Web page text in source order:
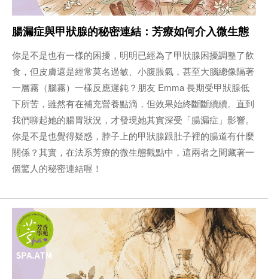
腸漏症與甲狀腺的秘密連結：芳療如何介入微生態
你是不是也有一樣的困擾，明明已經為了甲狀腺困擾調整了飲
食，但皮膚還是經常莫名過敏、小腹脹氣，甚至大腦總像隔著
一層霧（腦霧）一樣反應遲鈍？朋友 Emma 長期受甲狀腺低
下所苦，雖然有在補充營養點滴，但效果始終斷斷續續。直到
我們聊起她的腸胃狀況，才發現她其實深受「腸漏症」影響。
你是不是也覺得疑惑，脖子上的甲狀腺跟肚子裡的腸道有什麼
關係？其實，在法系芳療的微生態觀點中，這兩者之間藏著一
個驚人的秘密連結喔！